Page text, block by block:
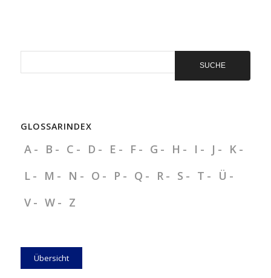
GLOSSARINDEX
A B C D E F G H I J
K
L
M N O P Q R S T
Ü
V
W Z
Übersicht